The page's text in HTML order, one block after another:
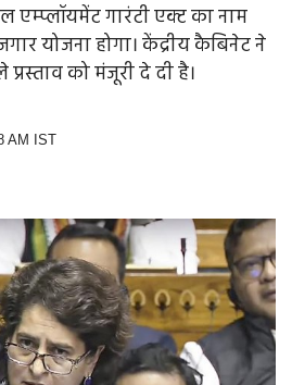
एम्प्लॉयमेंट गारंटी एक्ट का नाम
योजना होगा। केंद्रीय कैबिनेट ने
को मंजूरी दे दी है।
AM IST